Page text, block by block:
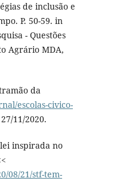
de inclusão e
P. 50-59. in
- Questões
Agrário MDA,
da
escolas-civico-
11/2020.
inspirada no
08/21/stf-tem-